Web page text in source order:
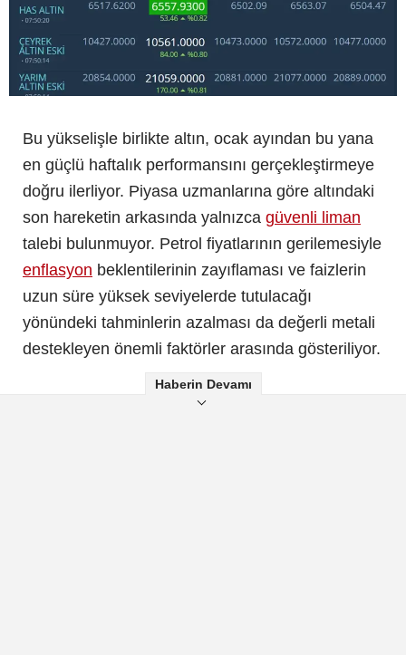
Bu yükselişle birlikte altın, ocak ayından bu yana
en güçlü haftalık performansını gerçekleştirmeye
doğru ilerliyor. Piyasa uzmanlarına göre altındaki
son hareketin arkasında yalnızca güvenli liman
talebi bulunmuyor. Petrol fiyatlarının gerilemesiyle
enflasyon beklentilerinin zayıflaması ve faizlerin
uzun süre yüksek seviyelerde tutulacağı
yönündeki tahminlerin azalması da değerli metali
destekleyen önemli faktörler arasında gösteriliyor.
Haberin Devamı